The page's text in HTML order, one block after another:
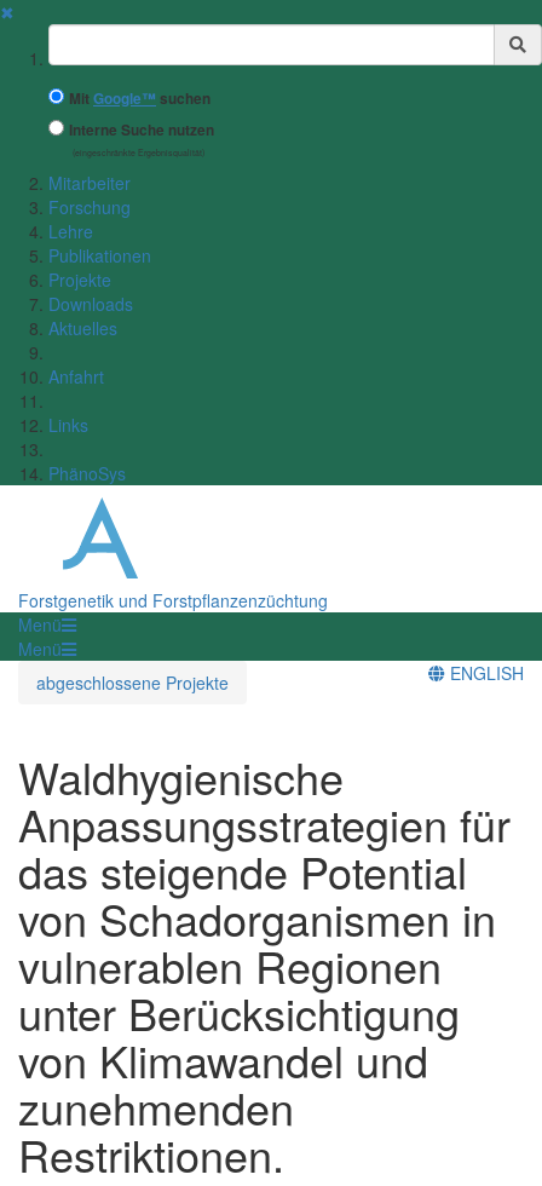
✖
Suchbegriff
MitGoogle™ suchen
Interne Suche nutzen
(eingeschränkte Ergebnisqualität)
Mitarbeiter
Forschung
Lehre
Publikationen
Projekte
Downloads
Aktuelles
Anfahrt
Links
PhänoSys
Forstgenetik und Forstpflanzenzüchtung
Menü
Menü
abgeschlossene Projekte
ENGLISH
Waldhygienische
Anpassungsstrategien für
das steigende Potential
von Schadorganismen in
vulnerablen Regionen
unter Berücksichtigung
von Klimawandel und
zunehmenden
Restriktionen.